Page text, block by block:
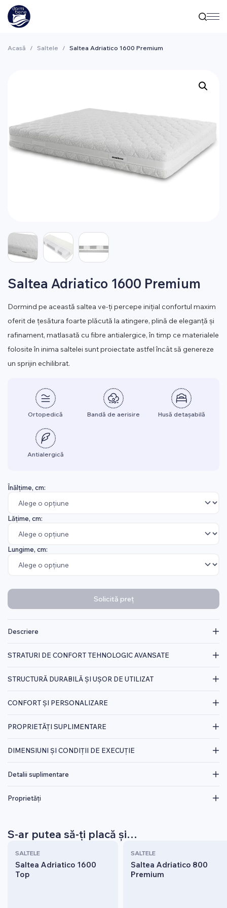
Acasă / Saltele / Saltea Adriatico 1600 Premium
Saltea Adriatico 1600 Premium
Dormind pe această saltea ve-ți percepe inițial confortul maxim
oferit de țesătura foarte plăcută la atingere, plină de eleganță și
rafinament, matlasată cu fibre antialergice, în timp ce materialele
folosite în inima saltelei sunt proiectate astfel încât să genereze
un sprijin echilibrat.
Ortopedică Bandă de aerisire Husă detașabilă
Antialergică
Înălțime, cm:
Lățime, cm:
Lungime, cm:
Solicită preț
Descriere
STRATURI DE CONFORT TEHNOLOGIC AVANSATE
STRUCTURĂ DURABILĂ ȘI UȘOR DE UTILIZAT
CONFORT ȘI PERSONALIZARE
PROPRIETĂȚI SUPLIMENTARE
DIMENSIUNI ȘI CONDIȚII DE EXECUȚIE
Detalii suplimentare
Proprietăți
S-ar putea să-ți placă și…
SALTELE
Saltea Adriatico 1600
Top
SALTELE
Saltea Adriatico 800
Premium